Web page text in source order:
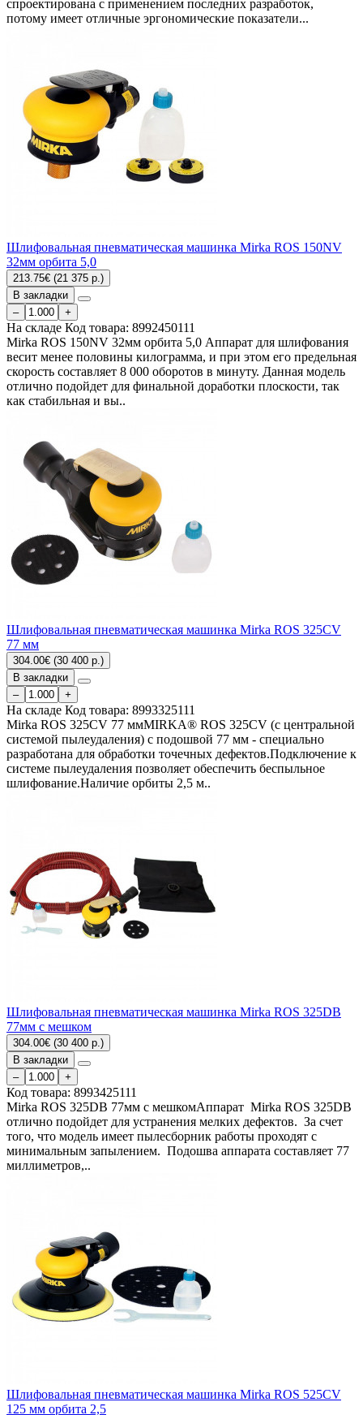
спроектирована с применением последних разработок,
потому имеет отличные эргономические показатели...
Шлифовальная пневматическая машинка Mirka ROS 150NV
32мм орбита 5,0
213.75€ (21 375 р.)
В закладки
–
+
На складе Код товара: 8992450111
Mirka ROS 150NV 32мм орбита 5,0 Аппарат для шлифования
весит менее половины килограмма, и при этом его предельная
скорость составляет 8 000 оборотов в минуту. Данная модель
отлично подойдет для финальной доработки плоскости, так
как стабильная и вы..
Шлифовальная пневматическая машинка Mirka ROS 325CV
77 мм
304.00€ (30 400 р.)
В закладки
–
+
На складе Код товара: 8993325111
Mirka ROS 325CV 77 ммMIRKA® ROS 325CV (с центральной
системой пылеудаления) с подошвой 77 мм - специально
разработана для обработки точечных дефектов.Подключение к
системе пылеудаления позволяет обеспечить беспыльное
шлифование.Наличие орбиты 2,5 м..
Шлифовальная пневматическая машинка Mirka ROS 325DB
77мм с мешком
304.00€ (30 400 р.)
В закладки
–
+
Код товара: 8993425111
Mirka ROS 325DB 77мм с мешкомАппарат Mirka ROS 325DB
отлично подойдет для устранения мелких дефектов. За счет
того, что модель имеет пылесборник работы проходят с
минимальным запылением. Подошва аппарата составляет 77
миллиметров,..
Шлифовальная пневматическая машинка Mirka ROS 525CV
125 мм орбита 2,5